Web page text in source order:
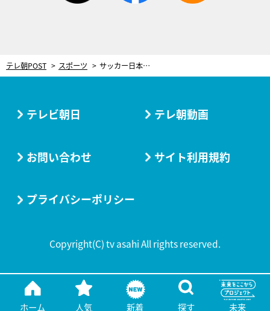
テレ朝POST スポーツ サッカー日本代表のユニフォームに隠された意外なメッセージ。「この文字は人を感動させる力がある」
ホーム 人気 新着 探す 未来
テレビ朝日 テレ朝動画
お問い合わせ サイト利用規約
プライバシーポリシー
Copyright(C) tv asahi All rights reserved.